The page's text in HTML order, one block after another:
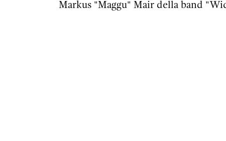
Markus "Maggu" Mair della band